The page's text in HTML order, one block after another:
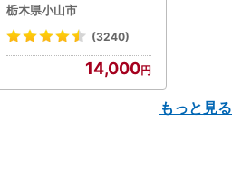
ト)【配送不可地域：離島
・沖縄県】【1256759】
栃木県小山市
(3240)
14,000
もっと見る